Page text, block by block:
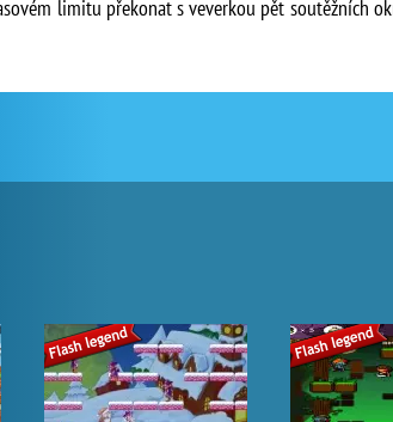
limitu překonat s veverkou pět soutěžních